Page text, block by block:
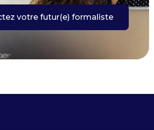
votre futur(e) formaliste